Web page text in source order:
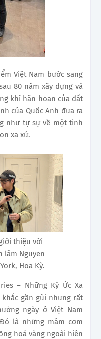
Việt Nam bước sang
80 năm xây dựng và
khí hân hoan của đất
của Quốc Anh đưa ra
như tự sự về một tinh
xa xứ.
thiệu với
lãm Nguyen
Hoa Kỳ.
– Những Ký Ức Xa
gần gũi nhưng rất
ngày ở Việt Nam
là những mâm cơm
hoá vàng ngoài hiên